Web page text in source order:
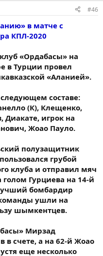
#46
в матче с
КПЛ-2020
«Ордабасы» на
в Турции провел
«Аланией».
составе:
(К), Клещенко,
Диакате, игрок на
Жоао Пауло.
полузащитник
грубой
клуба и отправил мяч
голом Гурциева на 14-й
бомбардир
ушли на
шымкентцев.
Мирзад
в счете, а на 62-й Жоао
еще несколько